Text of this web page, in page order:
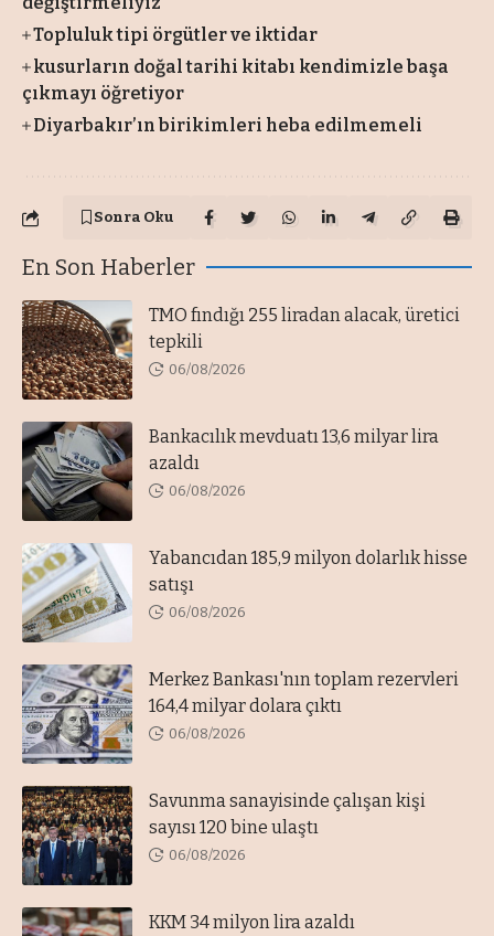
Topluluk tipi örgütler ve iktidar
kusurların doğal tarihi kitabı kendimizle başa
çıkmayı öğretiyor
Diyarbakır’ın birikimleri heba edilmemeli
Sonra Oku
En Son Haberler
TMO fındığı 255 liradan alacak, üretici
tepkili
06/08/2026
Bankacılık mevduatı 13,6 milyar lira
azaldı
06/08/2026
Yabancıdan 185,9 milyon dolarlık hisse
satışı
06/08/2026
Merkez Bankası'nın toplam rezervleri
164,4 milyar dolara çıktı
06/08/2026
Savunma sanayisinde çalışan kişi
sayısı 120 bine ulaştı
06/08/2026
KKM 34 milyon lira azaldı